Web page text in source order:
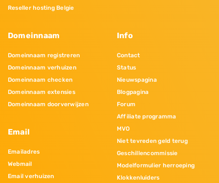
Reseller hosting Belgie
Domeinnaam
Domeinnaam registreren
Domeinnaam verhuizen
Domeinnaam checken
Domeinnaam extensies
Domeinnaam doorverwijzen
Email
Emailadres
Webmail
Email verhuizen
Info
Contact
Status
Nieuwspagina
Blogpagina
Forum
Affiliate programma
MVO
Niet tevreden geld terug
Geschillencommissie
Modelformulier herroeping
Klokkenluiders